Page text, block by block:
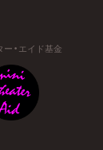
ー・エイド基金